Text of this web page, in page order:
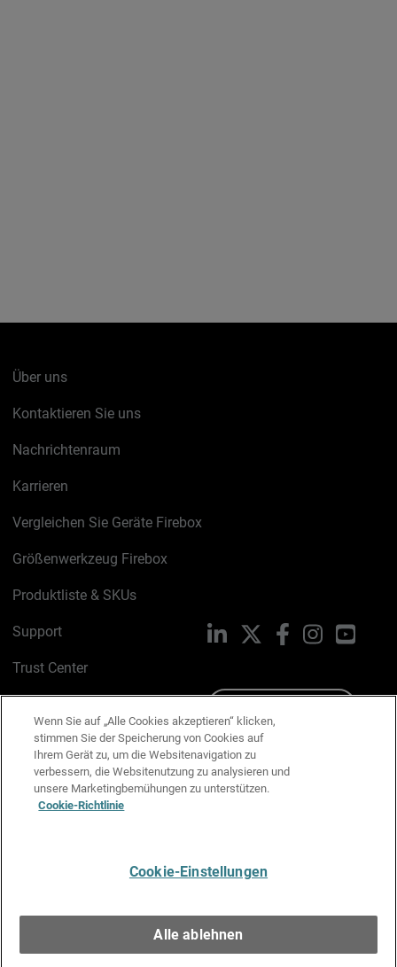
Über uns
Kontaktieren Sie uns
Nachrichtenraum
Karrieren
Vergleichen Sie Geräte Firebox
Größenwerkzeug Firebox
Produktliste & SKUs
Support
Trust Center
Cookie-Richtlinie
Datenschutzrichtlinie
Media & Brand Kit
LinkedIn FacebookInstagram
Wenn Sie auf „Alle Cookies akzeptieren“ klicken,
stimmen Sie der Speicherung von Cookies auf
Ihrem Gerät zu, um die Websitenavigation zu
verbessern, die Websitenutzung zu analysieren und
unsere Marketingbemühungen zu unterstützen.
Cookie-Richtlinie
Cookie-Einstellungen
Alle ablehnen